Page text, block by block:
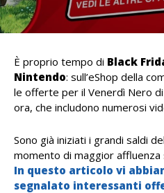
È proprio tempo di Black
Nintendo: sull’eShop della
le offerte per il Venerdì Nero
ora, che includono numerosi
Sono già iniziati i grandi saldi
momento di maggior
In questo articolo vi
segnalato interessanti